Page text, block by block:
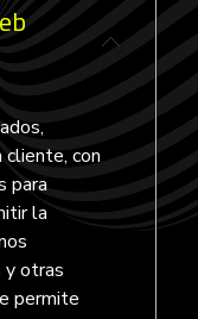
cliente, con
para
la
y otras
permite